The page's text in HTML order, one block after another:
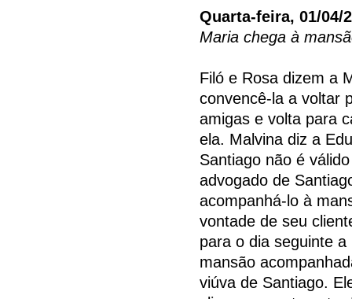
Quarta-feira, 01/04/
Maria chega à
Filó e Rosa dizem a
convencê-la a voltar
amigas e volta para
ela. Malvina diz a
Santiago não é
advogado de
acompanhá-lo à
vontade de seu
para o dia seguinte
mansão
viúva de Santiago.